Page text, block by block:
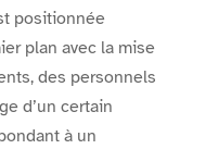
positionnée
plan avec la mise
des personnels
d’un certain
à un